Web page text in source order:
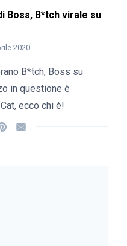
Boss, B*tch virale su
2020
B*tch, Boss su
in questione è
ecco chi è!